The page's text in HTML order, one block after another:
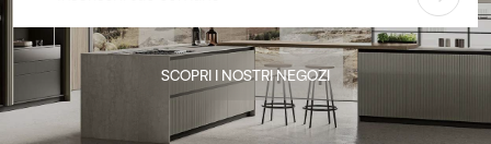
SCOPRI I NOSTRI NEGOZI